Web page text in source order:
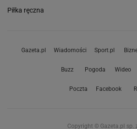
Piłka ręczna
Gazeta.pl Wiadomości Sport.pl
Buzz Pogoda Wideo
Poczta Facebook
Copyright © Gazeta.pl sp.